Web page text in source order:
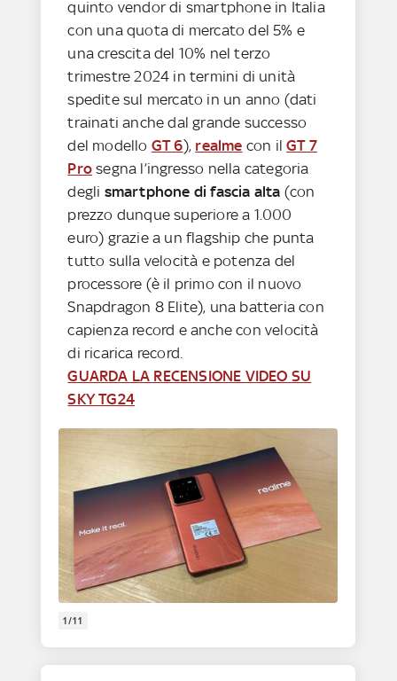
quinto vendor di smartphone in Italia
con una quota di mercato del 5% e
una crescita del 10% nel terzo
trimestre 2024 in termini di unità
spedite sul mercato in un anno (dati
trainati anche dal grande successo
del modello GT 6), realme con ilGT 7
Pro segna l’ingresso nella categoria
degli smartphone di fascia alta (con
prezzo dunque superiore a 1.000
euro) grazie a un flagship che punta
tutto sulla velocità e potenza del
processore (è il primo con il nuovo
Snapdragon 8 Elite), una batteria con
capienza record e anche con velocità
di ricarica record.
GUARDA LA RECENSIONE VIDEO SU
SKY TG24
1/11